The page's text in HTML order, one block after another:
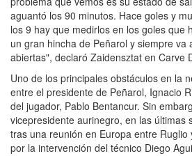
aguantó los 90 minutos. Hace goles y
los 9 hay que medirlos en los goles que
un gran hincha de Peñarol y siempre va
abiertas", declaró Zaidensztat en Carve
Uno de los principales obstáculos en la
entre el presidente de Peñarol, Ignacio
del jugador, Pablo Bentancur. Sin
vicepresidente aurinegro, en las últimas
tras una reunión en Europa entre Ruglio
por la intervención del técnico Diego